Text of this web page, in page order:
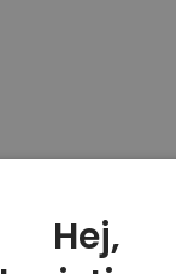
Hej,